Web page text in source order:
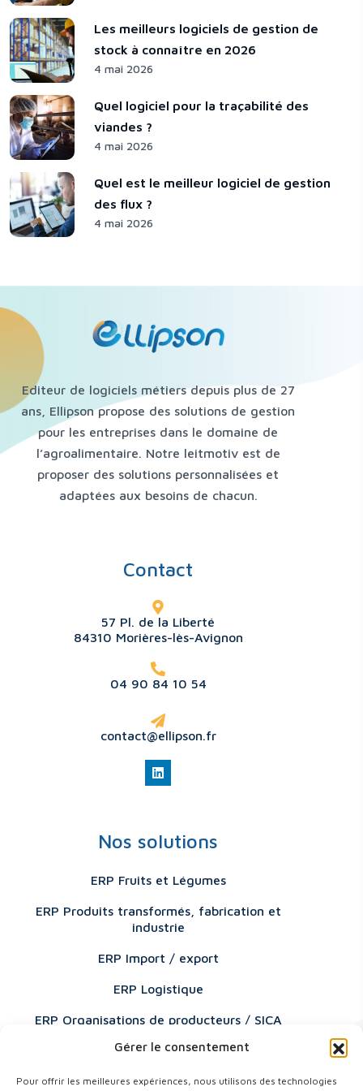
Gérer le consentement
Pour offrir les meilleures expériences, nous utilisons des technologies
Les meilleurs logiciels de gestion de
stock à connaître en 2026
4 mai 2026
Quel logiciel pour la traçabilité des
viandes ?
4 mai 2026
Quel est le meilleur logiciel de gestion
des flux ?
4 mai 2026
Editeur de logiciels métiers depuis plus de 27
ans, Ellipson propose des solutions de gestion
pour les entreprises dans le domaine de
l’agroalimentaire. Notre leitmotiv est de
proposer des solutions personnalisées et
adaptées aux besoins de chacun.
Contact
57 Pl. de la Liberté
84310 Morières-lès-Avignon
04 90 84 10 54
contact@ellipson.fr
Nos solutions
ERP Fruits et Légumes
ERP Produits transformés, fabrication et
industrie
ERP Import / export
ERP Logistique
ERP Organisations de producteurs / SICA